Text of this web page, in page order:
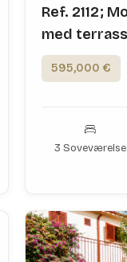
Ref. 2112;
med
595,000 €
3 Soveværelse